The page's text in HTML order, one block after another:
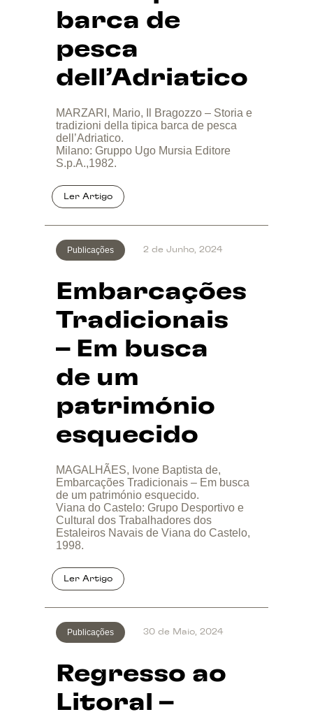
barca de
pesca
dell’Adriatico
MARZARI, Mario, Il Bragozzo – Storia e
tradizioni della tipica barca de pesca
dell’Adriatico.
Milano: Gruppo Ugo Mursia Editore
S.p.A.,1982.
Publicações
Embarcações
Tradicionais
– Em busca
de um
património
esquecido
2 de Junho, 2024
MAGALHÃES, Ivone Baptista de,
Embarcações Tradicionais – Em busca
de um património esquecido.
Viana do Castelo: Grupo Desportivo e
Cultural dos Trabalhadores dos
Estaleiros Navais de Viana do Castelo,
1998.
Publicações
Regresso ao
Litoral –
30 de Maio, 2024